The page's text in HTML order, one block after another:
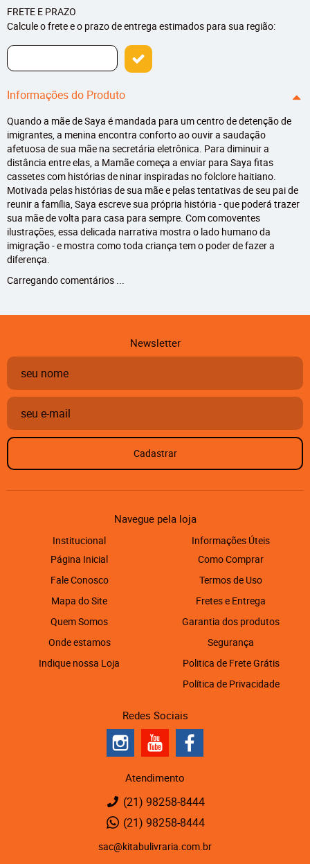
FRETE E PRAZO
Calcule o frete e o prazo de entrega estimados para sua região:
Informações do Produto
Quando a mãe de Saya é mandada para um centro de detenção de
imigrantes, a menina encontra conforto ao ouvir a saudação
afetuosa de sua mãe na secretária eletrônica. Para diminuir a
distância entre elas, a Mamãe começa a enviar para Saya fitas
cassetes com histórias de ninar inspiradas no folclore haitiano.
Motivada pelas histórias de sua mãe e pelas tentativas de seu pai de
reunir a família, Saya escreve sua própria história - que poderá trazer
sua mãe de volta para casa para sempre. Com comoventes
ilustrações, essa delicada narrativa mostra o lado humano da
imigração - e mostra como toda criança tem o poder de fazer a
diferença.
Carregando comentários ...
Newsletter
Cadastrar
Navegue pela loja
Institucional
Página Inicial
Fale Conosco
Mapa do Site
Quem Somos
Onde estamos
Indique nossa Loja
Informações Úteis
Como Comprar
Termos de Uso
Fretes e Entrega
Garantia dos produtos
Segurança
Politica de Frete Grátis
Política de Privacidade
Redes Sociais
Atendimento
(21) 98258-8444
(21) 98258-8444
sac@kitabulivraria.com.br